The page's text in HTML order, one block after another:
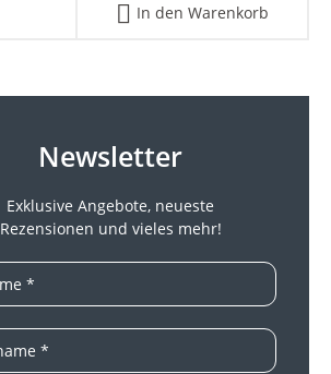
In den Warenkorb
Newsletter
Exklusive Angebote, neueste
Rezensionen und vieles mehr!